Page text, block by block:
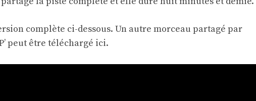
complète ci-dessous. Un autre morceau partagé par
peut être téléchargé ici.